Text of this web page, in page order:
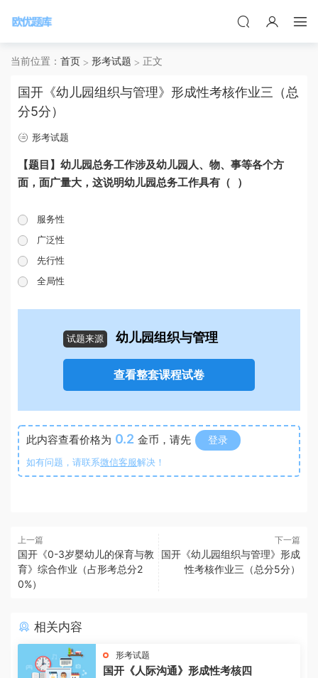
当前位置： 首页 形考试题 正文
国开《幼儿园组织与管理》形成性考核作业三（总
分5分）
形考试题
【题目】幼儿园总务工作涉及幼儿园人、物、事等各个方
面，面广量大，这说明幼儿园总务工作具有（ ）
服务性
广泛性
先行性
全局性
试题来源 幼儿园组织与管理
查看整套课程试卷
此内容查看价格为 0.2 金币，请先 登录
如有问题，请联系微信客服解决！
上一篇
国开《0-3岁婴幼儿的保育与教
育》综合作业（占形考总分2
0%）
下一篇
国开《幼儿园组织与管理》形成
性考核作业三（总分5分）
相关内容
形考试题
国开《人际沟通》形成性考核四